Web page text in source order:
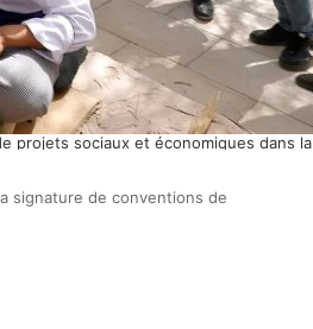
projets sociaux et économiques dans la
signature de conventions de